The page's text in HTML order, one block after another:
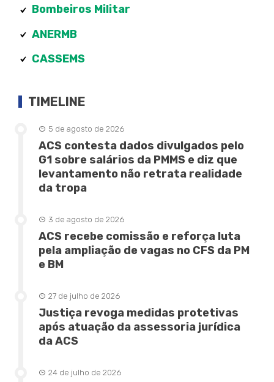
Bombeiros Militar
ANERMB
CASSEMS
TIMELINE
5 de agosto de 2026
ACS contesta dados divulgados pelo
G1 sobre salários da PMMS e diz que
levantamento não retrata realidade
da tropa
3 de agosto de 2026
ACS recebe comissão e reforça luta
pela ampliação de vagas no CFS da PM
e BM
27 de julho de 2026
Justiça revoga medidas protetivas
após atuação da assessoria jurídica
da ACS
24 de julho de 2026